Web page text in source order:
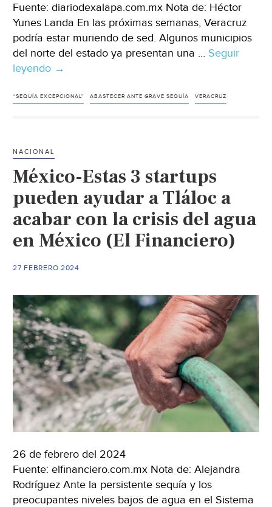
Fuente: diariodexalapa.com.mx Nota de: Héctor
Yunes Landa En las próximas semanas, Veracruz
podría estar muriendo de sed. Algunos municipios
del norte del estado ya presentan una … Seguir
leyendo Veracruz-
se
defenderemos
nuestra
agua
(Diario
de
Xalapa)
→
“SEQUÍA EXCEPCIONAL" ABASTECER ANTE GRAVE SEQUÍA VERACRUZ
NACIONAL
México-Estas 3 startups
pueden ayudar a Tláloc a
acabar con la crisis del agua
en México (El Financiero)
27 FEBRERO 2024
26 de febrero del 2024
Fuente: elfinanciero.com.mx Nota de: Alejandra
Rodríguez Ante la persistente sequía y los
preocupantes niveles bajos de agua en el Sistema